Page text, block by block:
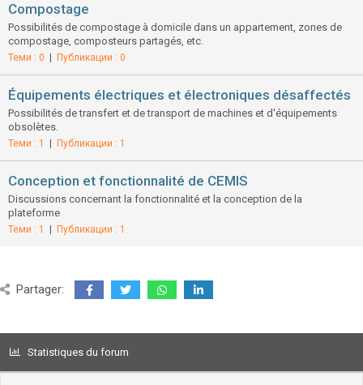
Compostage
Possibilités de compostage à domicile dans un appartement, zones de
compostage, composteurs partagés, etc.
Теми : 0 Публикации : 0
Équipements électriques et électroniques désaffectés
Possibilités de transfert et de transport de machines et d'équipements
obsolètes.
Теми : 1 Публикации : 1
Conception et fonctionnalité de CEMIS
Discussions concernant la fonctionnalité et la conception de la
plateforme
Теми : 1 Публикации : 1
Partager:
Statistiques du forum